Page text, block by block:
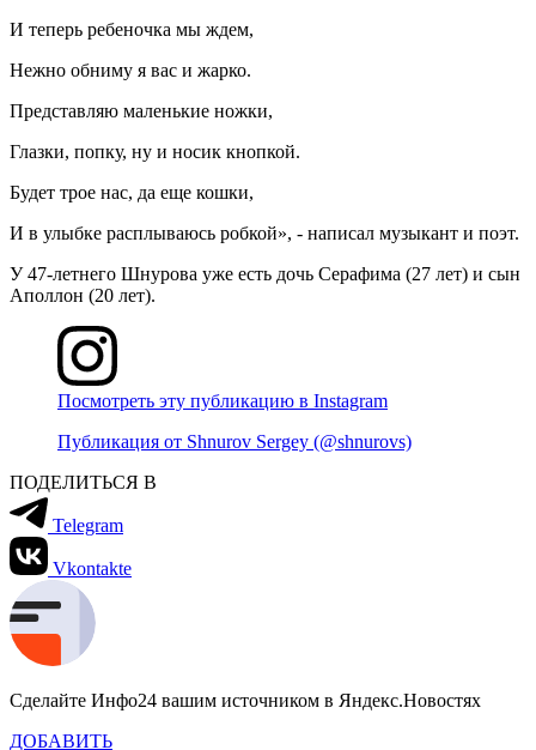
И теперь ребеночка мы ждем,
Нежно обниму я вас и жарко.
Представляю маленькие ножки,
Глазки, попку, ну и носик кнопкой.
Будет трое нас, да еще кошки,
И в улыбке расплываюсь робкой», - написал музыкант и поэт.
У 47-летнего Шнурова уже есть дочь Серафима (27 лет) и сын
Аполлон (20 лет).
Посмотреть эту публикацию в Instagram
Публикация от Shnurov Sergey (@shnurovs)
ПОДЕЛИТЬСЯ В
Telegram
Vkontakte
Сделайте Инфо24 вашим источником в Яндекс.Новостях
ДОБАВИТЬ